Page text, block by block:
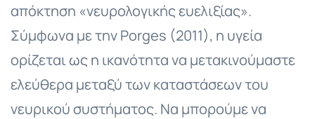
απόκτηση «νευρολογικής ευελιξίας».
Σύμφωνα με την Porges (2011), η υγεία
ορίζεται ως η ικανότητα να μετακινούμαστε
ελεύθερα μεταξύ των καταστάσεων του
νευρικού συστήματος. Να μπορούμε να